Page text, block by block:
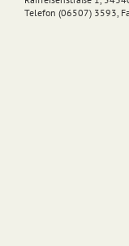
Telefon (06507) 3593,